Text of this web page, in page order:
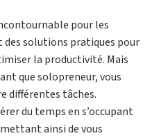
pour les
solutions pratiques pour
la productivité. Mais
que solopreneur, vous
différentes tâches.
du temps en s’occupant
ainsi de vous